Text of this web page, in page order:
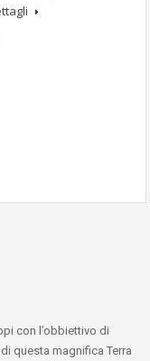
con l’obbiettivo di
questa magnifica Terra